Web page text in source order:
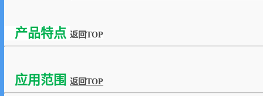
产品特点 返回TOP
应用范围 返回TOP